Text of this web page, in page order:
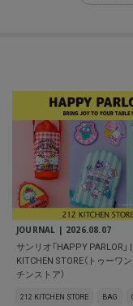
JOURNAL | 2026.08.07
サンリオ「HAPPY PARLOR」
KITCHEN STORE（トゥーワ
チンストア）
212 KITCHEN STORE BAG